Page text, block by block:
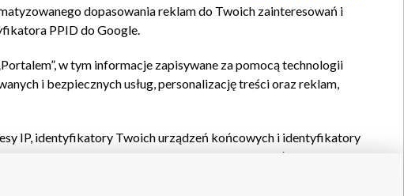
dopasowania reklam do Twoich zainteresowań i
PPID do Google.
w tym informacje zapisywane za pomocą technologii
i bezpiecznych usług, personalizację treści oraz reklam,
IP, identyfikatory Twoich urządzeń końcowych i identyfikatory
oraz pozostałych
wyboru podstawowych reklam, wyboru spersonalizowanych